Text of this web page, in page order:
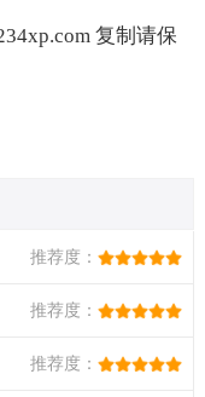
复制请保
推荐度：
推荐度：
推荐度：